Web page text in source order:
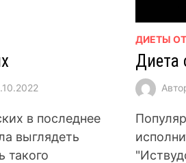
в последнее
выглядеть
такого
ДИЕТЫ
Диета